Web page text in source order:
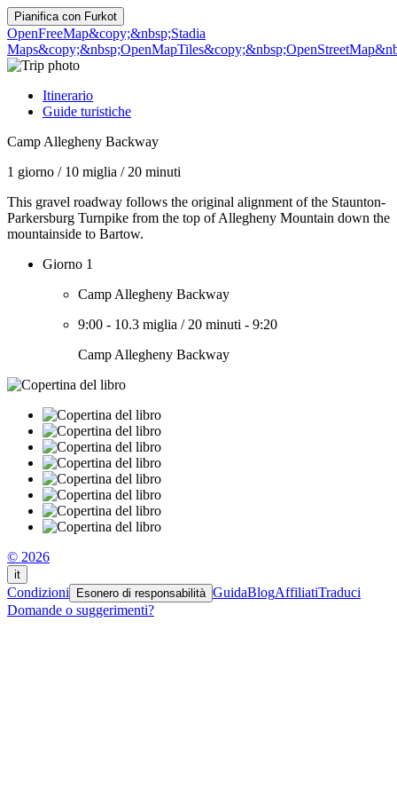
Pianifica con Furkot
OpenFreeMap&copy;&nbsp;Stadia
Maps&copy;&nbsp;OpenMapTiles
Itinerario
Guide turistiche
Camp Allegheny Backway
1 giorno / 10 miglia / 20 minuti
This gravel roadway follows the original alignment of the Staunton-
Parkersburg Turnpike from the top of Allegheny Mountain down the
mountainside to Bartow.
Giorno 1
Camp Allegheny Backway
9:00 - 10.3 miglia / 20 minuti - 9:20
Camp Allegheny Backway
© 2026
it
Condizioni Esonero di responsabilità GuidaBlogAffiliatiTraduci
Domande o suggerimenti?